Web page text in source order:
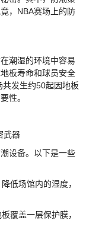
，NBA赛场上的防
潮湿的环境中容易
板寿命和球员安全
发生约50起因地板
性。
设备。以下是一些
低场馆内的湿度，
覆盖一层保护膜，